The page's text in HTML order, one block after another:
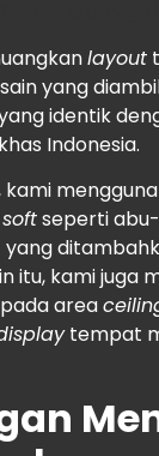
layout
yang
identik
khas Indonesia.
kami
softseperti
yang
itu, kami juga
area
tempat